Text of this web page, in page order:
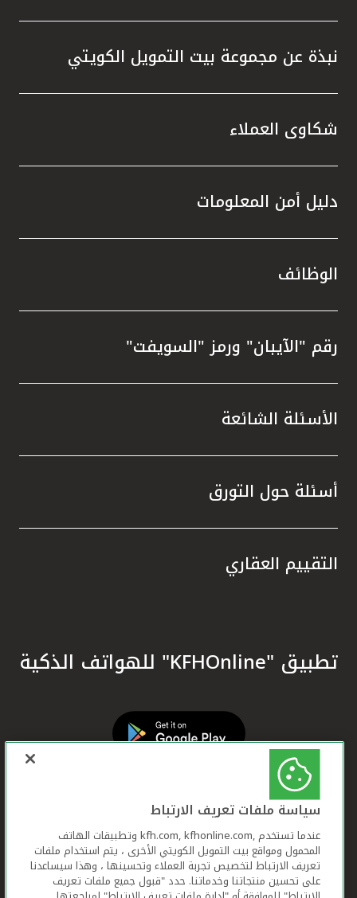
نبذة عن مجموعة بيت التمويل الكويتي
شكاوى العملاء
دليل أمن المعلومات
الوظائف
رقم "الآيبان" ورمز "السويفت"
الأسئلة الشائعة
أسئلة حول التورق
التقييم العقاري
تطبيق "KFHOnline" للهواتف الذكية
سياسة ملفات تعريف الارتباط
عندما تستخدم ,kfh.com, kfhonline.com وتطبيقات الهاتف
المحمول ومواقع بيت التمويل الكويتي الأخرى ، يتم استخدام ملفات
تعريف الارتباط لتخصيص تجربة العملاء وتحسينها ، وهذا سيساعدنا
على تحسين منتجاتنا وخدماتنا. حدد "قبول جميع ملفات تعريف